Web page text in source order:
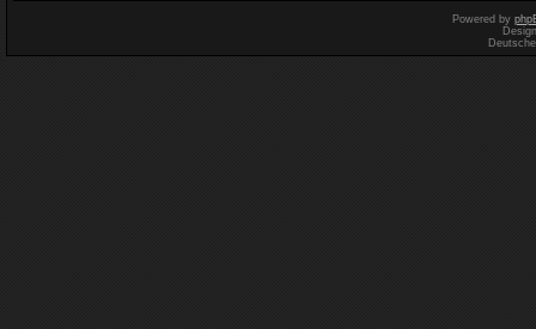
Powered by